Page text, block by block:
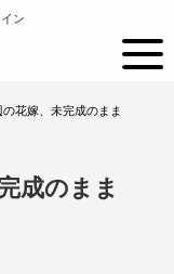
ン
の花嫁、未完成のまま
成のまま